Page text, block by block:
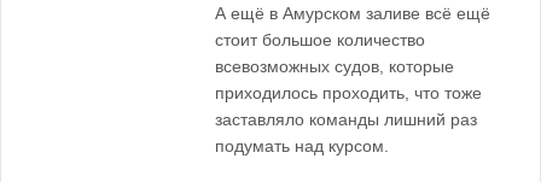
А ещё в Амурском заливе всё ещё
стоит большое количество
всевозможных судов, которые
приходилось проходить, что тоже
заставляло команды лишний раз
подумать над курсом.